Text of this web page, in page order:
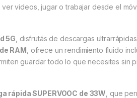
videos, jugar o trabajar desde el
5G , disfrutás de descargas
RAM , ofrece un rendimiento fluido
guardar todo lo que necesites sin
rápida SUPERVOOC de 33W , que